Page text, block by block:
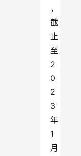
，
截
止
至
2
0
2
3
年
1
月